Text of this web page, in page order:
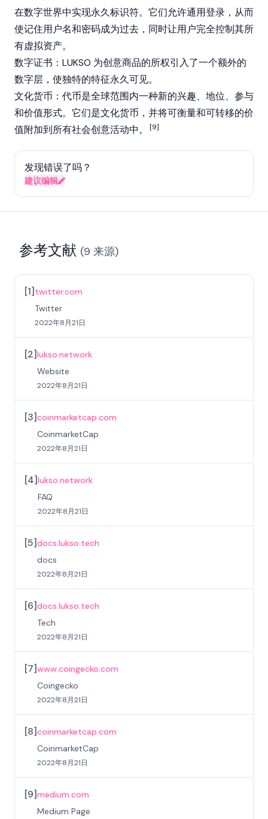
在数字世界中实现永久标识符。它们允许通用登录，从而
使记住用户名和密码成为过去，同时让用户完全控制其所
有虚拟资产。
数字证书：LUKSO 为创意商品的所权引入了一个额外的
数字层，使独特的特征永久可见。
文化货币：代币是全球范围内一种新的兴趣、地位、参与
和价值形式。它们是文化货币，并将可衡量和可转移的价
值附加到所有社会创意活动中。
[9]
发现错误了吗？
建议编辑
参考文献 (9 来源)
[1] twitter.com
Twitter
2022年8月21日
[2]lukso.network
Website
2022年8月21日
[3]coinmarketcap.com
CoinmarketCap
2022年8月21日
[4]lukso.network
FAQ
2022年8月21日
[5]docs.lukso.tech
docs
2022年8月21日
[6]docs.lukso.tech
Tech
2022年8月21日
[7]www.coingecko.com
Coingecko
2022年8月21日
[8]coinmarketcap.com
CoinmarketCap
2022年8月21日
[9]medium.com
Medium Page